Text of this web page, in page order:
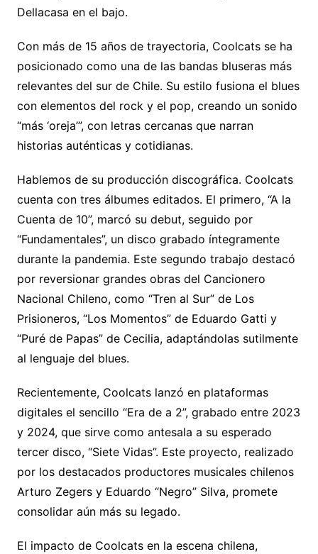
Dellacasa en el bajo.
Con más de 15 años de trayectoria, Coolcats se ha
posicionado como una de las bandas bluseras más
relevantes del sur de Chile. Su estilo fusiona el blues
con elementos del rock y el pop, creando un sonido
“más ‘oreja’”, con letras cercanas que narran
historias auténticas y cotidianas.
Hablemos de su producción discográfica. Coolcats
cuenta con tres álbumes editados. El primero, “A la
Cuenta de 10”, marcó su debut, seguido por
“Fundamentales”, un disco grabado íntegramente
durante la pandemia. Este segundo trabajo destacó
por reversionar grandes obras del Cancionero
Nacional Chileno, como “Tren al Sur” de Los
Prisioneros, “Los Momentos” de Eduardo Gatti y
“Puré de Papas” de Cecilia, adaptándolas sutilmente
al lenguaje del blues.
Recientemente, Coolcats lanzó en plataformas
digitales el sencillo “Era de a 2”, grabado entre 2023
y 2024, que sirve como antesala a su esperado
tercer disco, “Siete Vidas”. Este proyecto, realizado
por los destacados productores musicales chilenos
Arturo Zegers y Eduardo “Negro” Silva, promete
consolidar aún más su legado.
El impacto de Coolcats en la escena chilena,